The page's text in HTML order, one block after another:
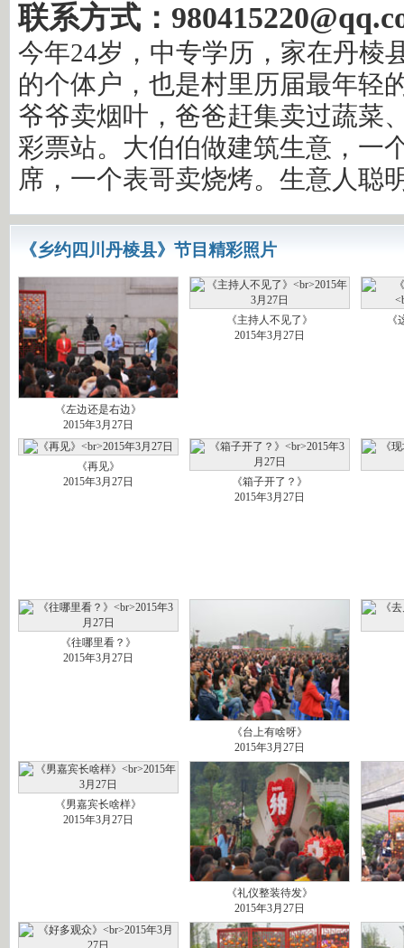
联系方式：
今年24岁，中专学历，家在丹棱
的个体户，也是村里历届最年轻
爷爷卖烟叶，爸爸赶集卖过蔬菜
彩票站。大伯伯做建筑生意，一
席，一个表哥卖烧烤。生意人聪
《乡约四川丹棱县》节目精彩照片
《左边还是右边》
2015年3月27日
《主持人不见了》
2015年3月27日
《再见》
2015年3月27日
《箱子开了？》
2015年3月27日
《往哪里看？》
2015年3月27日
《台上有啥呀》
2015年3月27日
《男嘉宾长啥样》
2015年3月27日
《礼仪整装待发》
2015年3月27日